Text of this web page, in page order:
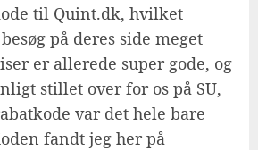
til Quint.dk, hvilket
på deres side meget
er allerede super gode, og
stillet over for os på SU,
var det hele bare
fandt jeg her på